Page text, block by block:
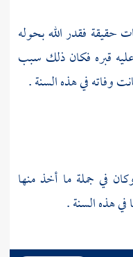
حقيقة فقدر الله بحوله
قبره فكان ذلك سبب
وفاته في هذه السنة .
في جملة ما أخذ منها
هذه السنة .